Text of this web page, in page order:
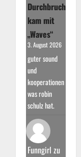
Durchbruch
kam mit
„Waves“
3. August 2026
guter sound
und
kooperationen
was robin
schulz hat.
Funngirl zu